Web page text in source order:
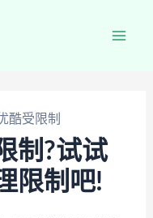
酷受限制
制?试试
限制吧!